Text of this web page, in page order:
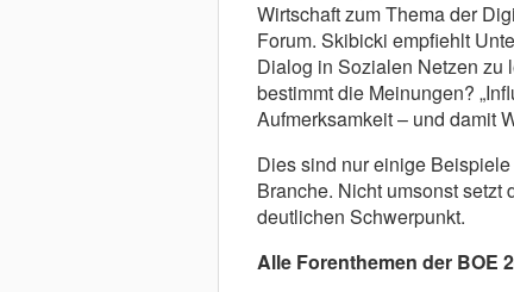
Wirtschaft zum Thema der
Forum. Skibicki empfiehlt
Dialog in Sozialen Netzen zu
bestimmt die Meinungen?
Aufmerksamkeit – und damit
Dies sind nur einige
Branche. Nicht umsonst
deutlichen Schwerpunkt.
Alle Forenthemen der BOE